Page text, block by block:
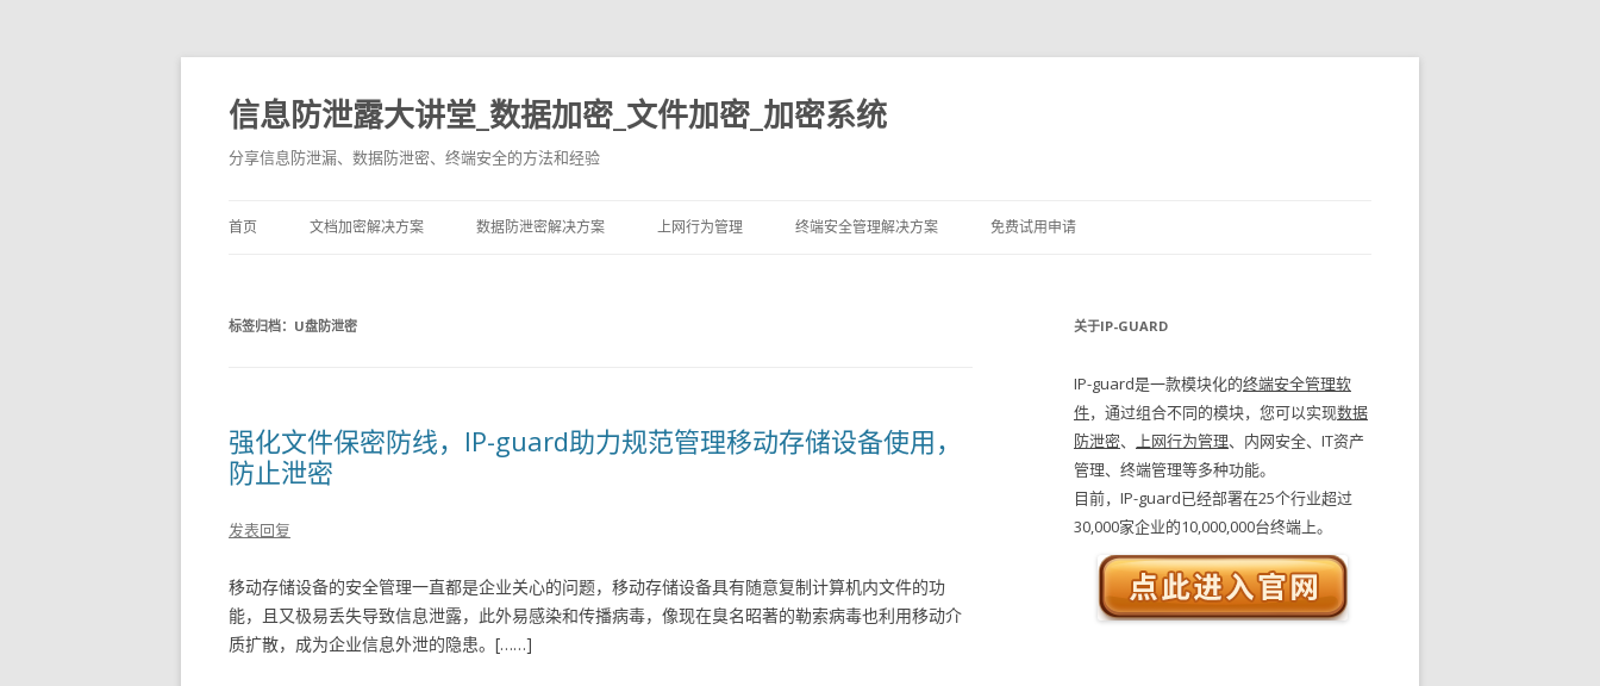
信息防泄露大讲堂_数据加密_文件加密_加密系统
分享信息防泄漏、数据防泄密、终端安全的方法和经验
首页 文档加密解决方案 数据防泄密解决方案 上网行为管理 终端安全管理解决方案 免费试用申请
标签归档： U盘防泄密
强化文件保密防线，IP-guard助力规范管理移动存储设备使用，
防止泄密
发表回复
移动存储设备的安全管理一直都是企业关心的问题，移动存储设备具有随意复制计算机内文件的功
能，且又极易丢失导致信息泄露，此外易感染和传播病毒，像现在臭名昭著的勒索病毒也利用移动介
质扩散，成为企业信息外泄的隐患。[……]
关于IP-GUARD
IP-guard是一款模块化的终端安全管理软
件，通过组合不同的模块，您可以实现数据
防泄密、 上网行为管理、内网安全、IT资产
管理、终端管理等多种功能。
目前，IP-guard已经部署在25个行业超过
30,000家企业的10,000,000台终端上。